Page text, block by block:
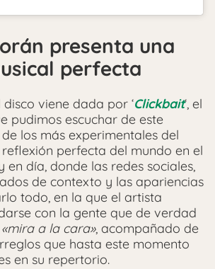
presenta una
perfecta
viene dada por ‘Clickbait‘, el
pudimos escuchar de este
los más experimentales del
perfecta del mundo en el
en día, donde las redes sociales,
de contexto y las apariencias
todo, en la que el artista
con la gente que de verdad
«mira a la cara», acompañado de
que hasta este momento
en su repertorio.